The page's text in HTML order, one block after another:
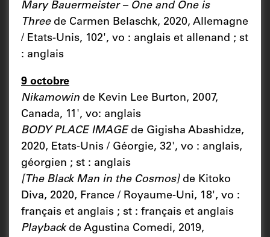
Mary Bauermeister – One and One is
Threede Carmen Belaschk, 2020, Allemagne
/ Etats-Unis, 102', vo : anglais et allenand ; st
: anglais
9 octobre
Nikamowin de Kevin Lee Burton, 2007,
Canada, 11', vo: anglais
BODY PLACE IMAGE de Gigisha Abashidze,
2020, Etats-Unis / Géorgie, 32', vo : anglais,
géorgien ; st : anglais
[The Black Man in the Cosmos]de Kitoko
Diva, 2020, France / Royaume-Uni, 18', vo :
français et anglais ; st : français et anglais
Playbackde Agustina Comedi, 2019,